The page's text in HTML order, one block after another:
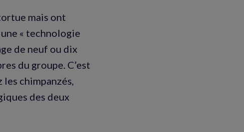
mais ont
une « technologie
de neuf ou dix
du groupe. C’est
chimpanzés,
des deux